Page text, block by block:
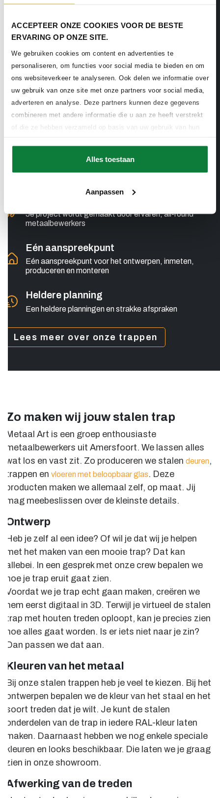
ACCEPTEER ONZE COOKIES VOOR DE BESTE
ERVARING OP ONZE SITE.
We gebruiken cookies om content en advertenties te
personaliseren, om functies voor social media te bieden en om
ons websiteverkeer te analyseren. Ook delen we informatie over
uw gebruik van onze site met onze partners voor social media,
adverteren en analyse. Deze partners kunnen deze gegevens
combineren met andere informatie die u aan ze heeft verstrekt
of die ze hebben verzameld op basis van uw gebruik van hun
Alles toestaan
Aanpassen
Wij zijn Metaal Art
Dit kan je verwachten van Metaal
Art
beslist. Ook bij de kleinste details
Je project wordt gemaakt door ervaren, all-round
metaalbewerkers
Eén aanspreekpunt
Eén aanspreekpunt voor het ontwerpen, inmeten,
produceren en monteren
Heldere planning
Een heldere planningen en strakke afspraken
Lees meer over onze trappen
Zo maken wij jouw stalen trap
Metaal Art is een groep enthousiaste
metaalbewerkers uit Amersfoort. We lassen alles
wat los en vast zit. Zo produceren we stalen deuren,
trappen en vloeren met beloopbaar glas. Deze
producten maken we allemaal zelf, op maat. Jij
mag meebeslissen over de kleinste details.
Ontwerp
Heb je zelf al een idee? Of wil je dat wij je helpen
met het maken van een mooie trap? Dat kan
allebei. In een gesprek met onze crew bepalen we
hoe je trap eruit gaat zien.
Voordat we je trap echt gaan maken, creëren we
hem eerst digitaal in 3D. Terwijl je virtueel de stalen
trap met houten treden oploopt, kan je precies zien
hoe alles gaat worden. Is er iets niet naar je zin?
Dan passen we dat aan.
Kleuren van het metaal
Bij onze stalen trappen heb je veel te kiezen. Bij het
ontwerpen bepalen we de kleur van het staal en het
soort treden dat je wilt. Je kunt de stalen
onderdelen van de trap in iedere RAL-kleur laten
maken. Daarnaast hebben we nog enkele speciale
kleuren en looks beschikbaar. Die laten we je graag
zien in onze showroom.
Afwerking van de treden